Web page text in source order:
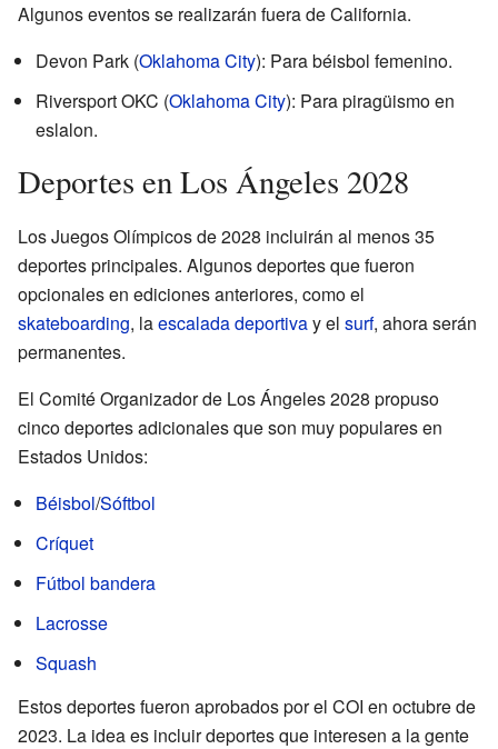
Algunos eventos se realizarán fuera de California.
Devon Park (Oklahoma City): Para béisbol femenino.
Riversport OKC (Oklahoma City): Para piragüismo en
eslalon.
Deportes en Los Ángeles 2028
Los Juegos Olímpicos de 2028 incluirán al menos 35
deportes principales. Algunos deportes que fueron
opcionales en ediciones anteriores, como el
skateboarding, laescalada deportivay el surf, ahora serán
permanentes.
El Comité Organizador de Los Ángeles 2028 propuso
cinco deportes adicionales que son muy populares en
Estados Unidos:
Béisbol/Sóftbol
Críquet
Fútbol bandera
Lacrosse
Squash
Estos deportes fueron aprobados por el COI en octubre de
2023. La idea es incluir deportes que interesen a la gente